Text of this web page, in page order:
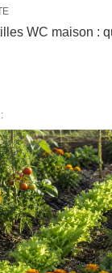
WC maison :